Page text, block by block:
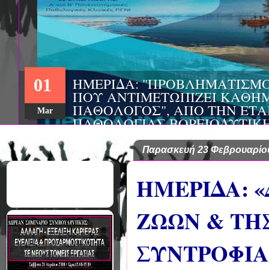
ΗΜΕΡΙΔΑ:
ΠΟΥ ΑΝΤΙΜΕΤΩΠΙΖΕΙ
ΠΑΘΟΛΟΓΟΣ", ΑΠΟ ΤΗΝ
ΠΑΘΟΛΟΓΙΑΣ
ΤΙΣ Α' & Β'
ΚΛΙΝΙΚΕΣ ΠΓΝΙ
01
Mar
Παρασκευή 23
ΗΜΕΡΙΔΑ:
ΖΩΩΝ &